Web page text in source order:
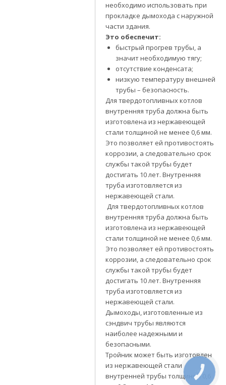
необходимо использовать при
прокладке дымохода с наружной
части здания.
Это обеспечит:
быстрый прогрев трубы, а
значит необходимую тягу;
отсутствие конденсата;
низкую температуру внешней
трубы – безопасность.
Для твердотопливных котлов
внутренняя труба должна быть
изготовлена из нержавеющей
стали толщиной не менее 0,6 мм.
Это позволяет ей противостоять
коррозии, а следовательно срок
службы такой трубы будет
достигать 10 лет. Внутренняя
труба изготовляется из
нержавеющей стали.
Для твердотопливных котлов
внутренняя труба должна быть
изготовлена из нержавеющей
стали толщиной не менее 0,6 мм.
Это позволяет ей противостоять
коррозии, а следовательно срок
службы такой трубы будет
достигать 10 лет. Внутренняя
труба изготовляется из
нержавеющей стали.
Дымоходы, изготовленные из
сэндвич трубы являются
наиболее надежными и
безопасными.
Тройник может быть изготовлен
из нержавеющей стали
внутренней трубы толщиной 0,6
КНОПКА
СВЯЗИ